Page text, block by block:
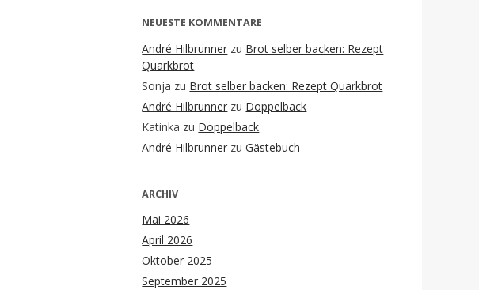
NEUESTE KOMMENTARE
André Hilbrunner zu Brot selber backen: Rezept
Quarkbrot
Sonja zu Brot selber backen: Rezept Quarkbrot
André Hilbrunner zu Doppelback
Katinka zu Doppelback
André Hilbrunner zuGästebuch
ARCHIV
Mai 2026
April 2026
Oktober 2025
September 2025